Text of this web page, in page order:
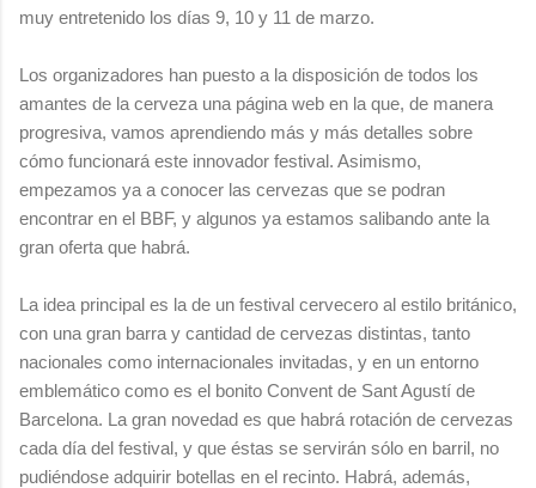
muy entretenido los días 9, 10 y 11 de marzo.
Los organizadores han puesto a la disposición de todos los
amantes de la cerveza una página web en la que, de manera
progresiva, vamos aprendiendo más y más detalles sobre
cómo funcionará este innovador festival. Asimismo,
empezamos ya a conocer las cervezas que se podran
encontrar en el BBF, y algunos ya estamos salibando ante la
gran oferta que habrá.
La idea principal es la de un festival cervecero al estilo británico,
con una gran barra y cantidad de cervezas distintas, tanto
nacionales como internacionales invitadas, y en un entorno
emblemático como es el bonito Convent de Sant Agustí de
Barcelona. La gran novedad es que habrá rotación de cervezas
cada día del festival, y que éstas se servirán sólo en barril, no
pudiéndose adquirir botellas en el recinto. Habrá, además,